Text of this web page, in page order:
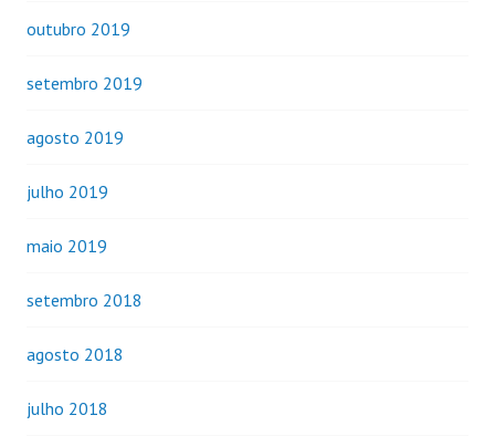
outubro 2019
setembro 2019
agosto 2019
julho 2019
maio 2019
setembro 2018
agosto 2018
julho 2018